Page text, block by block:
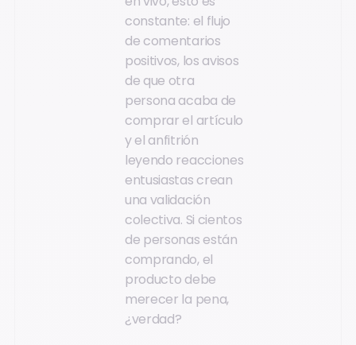
constante: el flujo
de comentarios
positivos, los avisos
de que otra
persona acaba de
comprar el artículo
y el anfitrión
leyendo reacciones
entusiastas crean
una validación
colectiva. Si cientos
de personas están
comprando, el
producto debe
merecer la pena,
¿verdad?